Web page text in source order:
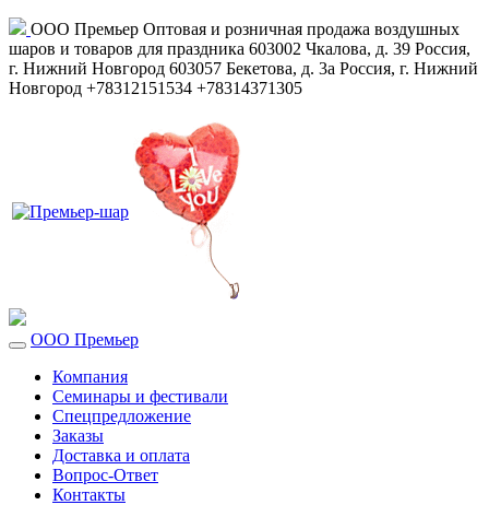
ООО Премьер Оптовая и розничная продажа воздушных
шаров и товаров для праздника 603002 Чкалова, д. 39 Россия,
г. Нижний Новгород 603057 Бекетова, д. 3а Россия, г. Нижний
Новгород +78312151534 +78314371305
ООО Премьер
Компания
Семинары и фестивали
Спецпредложение
Заказы
Доставка и оплата
Вопрос-Ответ
Контакты